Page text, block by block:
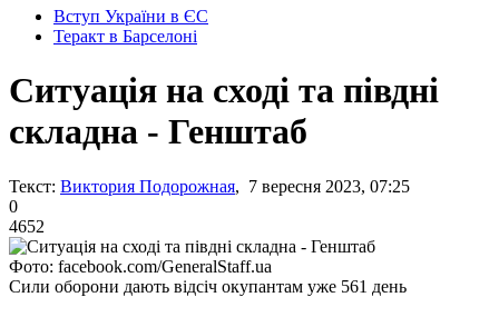
Вступ України в ЄС
Теракт в Барселоні
Ситуація на сході та півдні
складна - Генштаб
Текст: Виктория Подорожная, 7 вересня 2023, 07:25
0
4652
Фото: facebook.com/GeneralStaff.ua
Сили оборони дають відсіч окупантам уже 561 день